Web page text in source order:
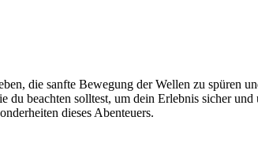
die sanfte Bewegung der Wellen zu
du beachten solltest, um dein Erlebnis sicher
dieses Abenteuers.